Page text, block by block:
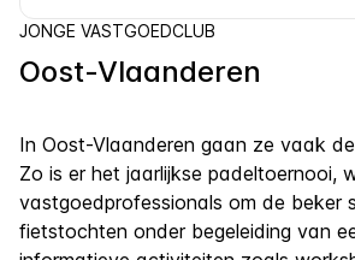
JONGE VASTGOEDCLUB
Oost-Vlaanderen
In Oost-Vlaanderen gaan ze vaak
Zo is er het jaarlijkse padeltoernooi,
vastgoedprofessionals om de beker
fietstochten onder begeleiding van